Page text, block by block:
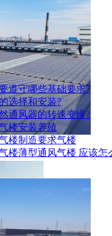
遵守哪些基础要求?
选择和安装?
通风器的转速变慢?
楼安装养殖
楼制造要求气楼
楼薄型通风气楼 应该怎